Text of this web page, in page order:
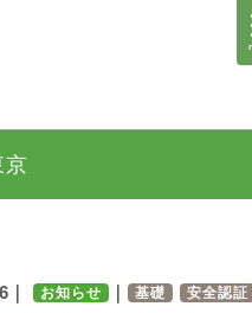
京
お知らせ 基礎 安全認証